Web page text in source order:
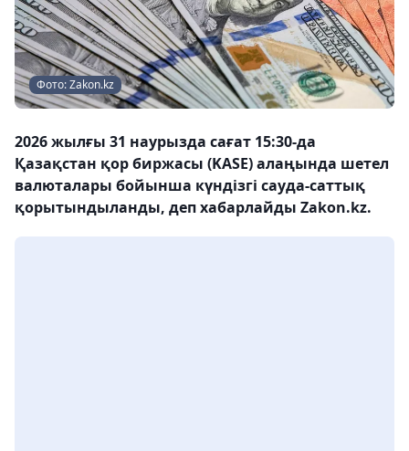
Фото: Zakon.kz
2026 жылғы 31 наурызда сағат 15:30-да
Қазақстан қор биржасы (KASE) алаңында шетел
валюталары бойынша күндізгі сауда-саттық
қорытындыланды, деп хабарлайды Zakon.kz.